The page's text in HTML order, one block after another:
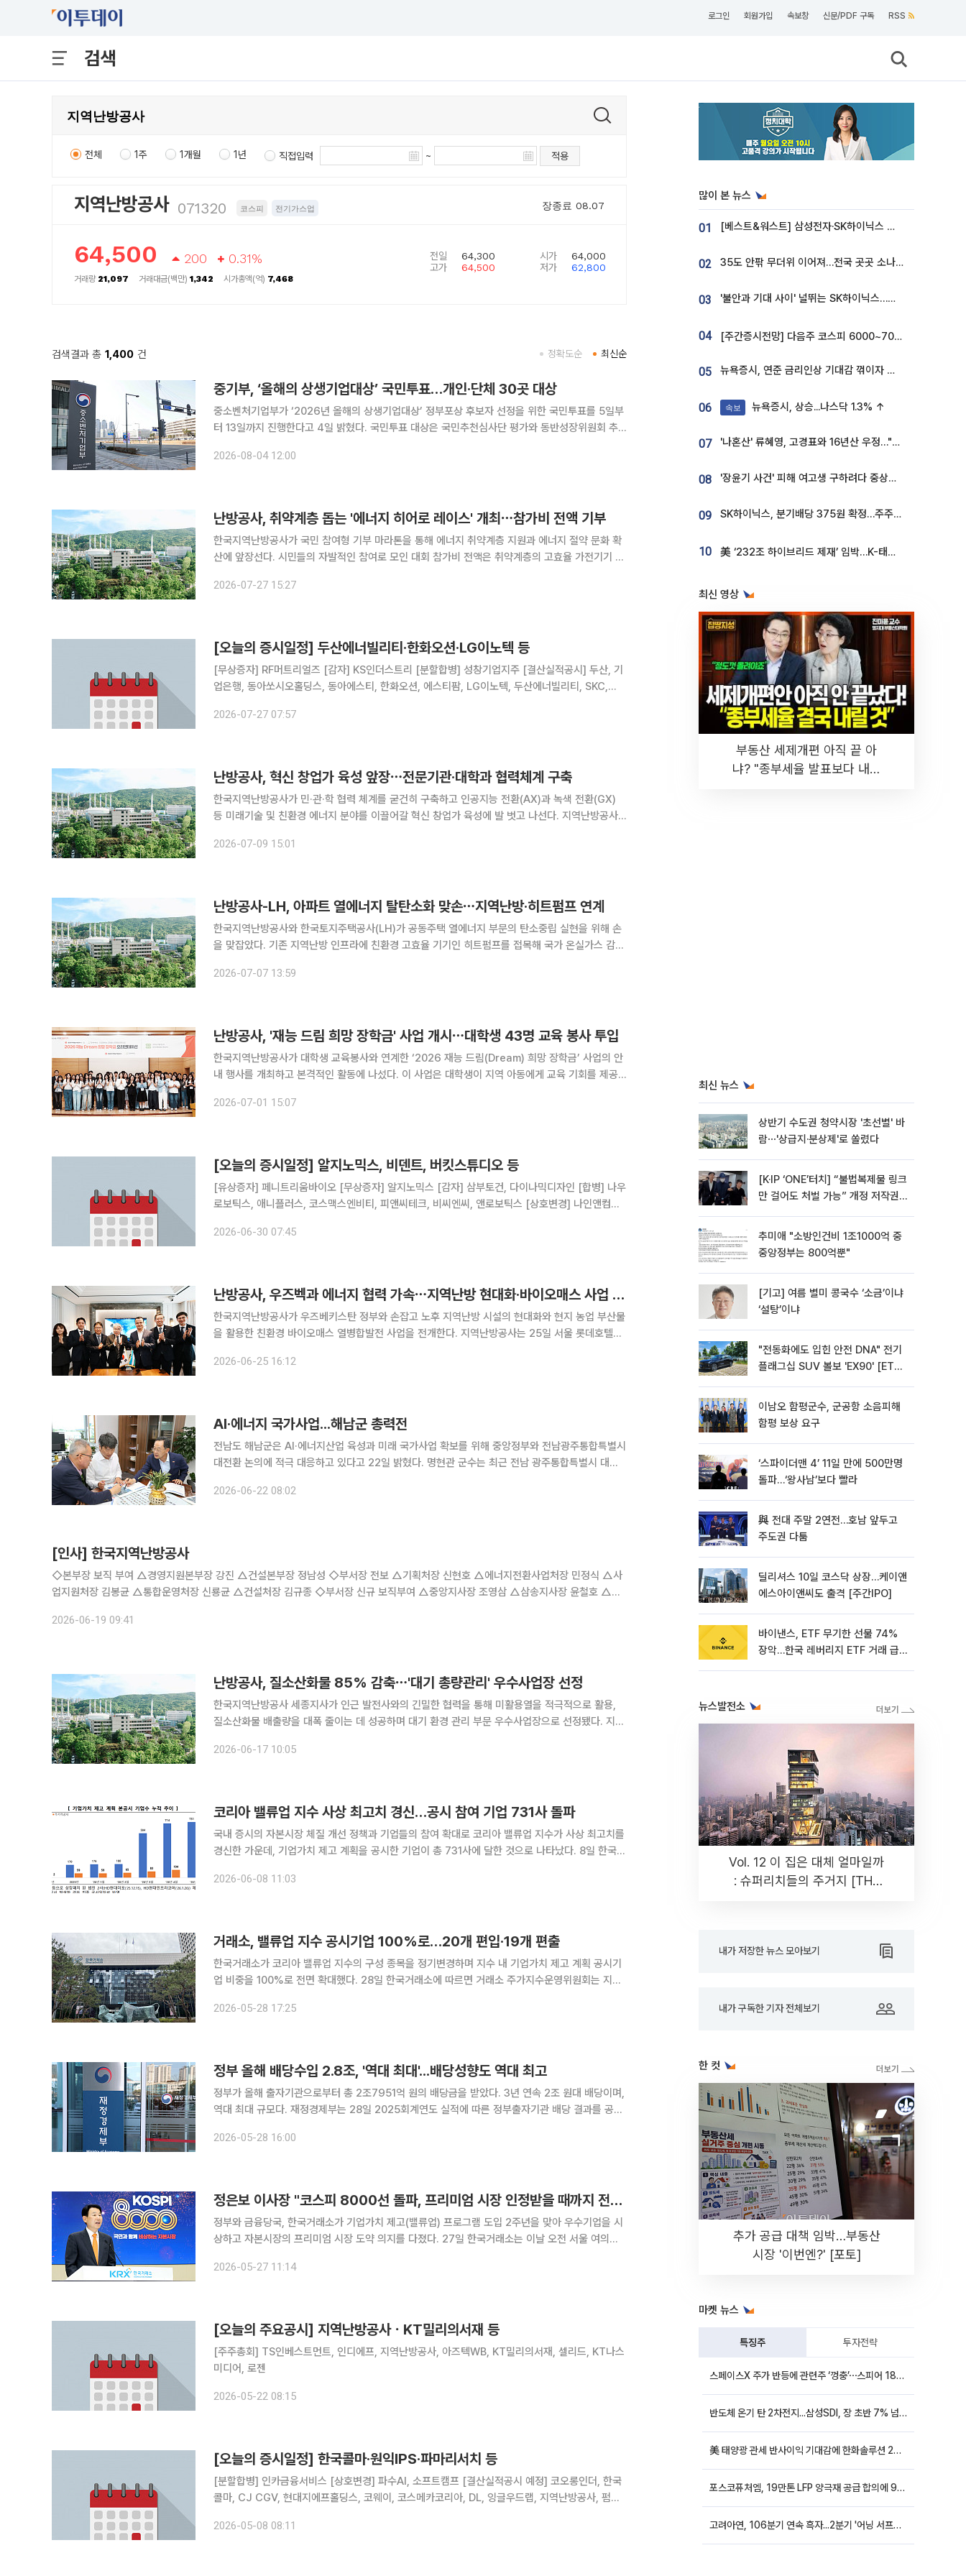
로그인 회원가입 속보창 신문/PDF 구독 RSS
검색
전체 1주 1개월 1년 직접입력 ~ 적용
지역난방공사 071320 코스피 전기가스업 장종료 08.07
64,500 200 0.31%
거래량 21,097 거래대금(백만) 1,342 시가총액(억) 7,468
전일
64,300
고가
64,500
시가
64,000
저가
62,800
검색결과 총 1,400 건 최신순
정확도순
중기부, ‘올해의 상생기업대상’ 국민투표…개인·단체 30곳 대상
중소벤처기업부가 ‘2026년 올해의 상생기업대상’ 정부포상 후보자 선정을 위한 국민투표를 5일부
터 13일까지 진행한다고 4일 밝혔다. 국민투표 대상은 국민추천심사단 평가와 동반성장위원회 추
2026-08-04 12:00
난방공사, 취약계층 돕는 '에너지 히어로 레이스' 개최⋯참가비 전액 기부
한국지역난방공사가 국민 참여형 기부 마라톤을 통해 에너지 취약계층 지원과 에너지 절약 문화 확
산에 앞장선다. 시민들의 자발적인 참여로 모인 대회 참가비 전액은 취약계층의 고효율 가전기기 보
장에서 국민 기부 마라톤 '2026 에너지 히어로 레이스'를 개최한다
2026-07-27 15:27
[오늘의 증시일정] 두산에너빌리티·한화오션·LG이노텍 등
[무상증자] RF머트리얼즈 [감자] KS인더스트리 [분할합병] 성창기업지주 [결산실적공시] 두산, 기
업은행, 동아쏘시오홀딩스, 동아에스티, 한화오션, 에스티팜, LG이노텍, 두산에너빌리티, SKC,
2026-07-27 07:57
난방공사, 혁신 창업가 육성 앞장⋯전문기관·대학과 협력체계 구축
한국지역난방공사가 민·관·학 협력 체계를 굳건히 구축하고 인공지능 전환(AX)과 녹색 전환(GX)
등 미래기술 및 친환경 에너지 분야를 이끌어갈 혁신 창업가 육성에 발 벗고 나선다. 지역난방공사
과 창업 생태계 조성을 위한 업무협약(MOU)을 체결했다고 9일
2026-07-09 15:01
난방공사-LH, 아파트 열에너지 탈탄소화 맞손⋯지역난방·히트펌프 연계
한국지역난방공사와 한국토지주택공사(LH)가 공동주택 열에너지 부문의 탄소중립 실현을 위해 손
을 맞잡았다. 기존 지역난방 인프라에 친환경 고효율 기기인 히트펌프를 접목해 국가 온실가스 감축
2026-07-07 13:59
난방공사, '재능 드림 희망 장학금' 사업 개시⋯대학생 43명 교육 봉사 투입
한국지역난방공사가 대학생 교육봉사와 연계한 ‘2026 재능 드림(Dream) 희망 장학금’ 사업의 안
내 행사를 개최하고 본격적인 활동에 나섰다. 이 사업은 대학생이 지역 아동에게 교육 기회를 제공
시행된 ‘재능 드림 희망 장학금’ 사업의 올해 참여자 43명
2026-07-01 15:07
[오늘의 증시일정] 알지노믹스, 비덴트, 버킷스튜디오 등
[유상증자] 페니트리움바이오 [무상증자] 알지노믹스 [감자] 삼부토건, 다이나믹디자인 [합병] 나우
로보틱스, 애니플러스, 코스맥스엔비티, 피앤씨테크, 비씨엔씨, 앤로보틱스 [상호변경] 나인앤컴퍼
킷스튜디오, 드림어스컴퍼니, EDGC, 알파AI, 한
2026-06-30 07:45
난방공사, 우즈벡과 에너지 협력 가속⋯지역난방 현대화·바이오매스 사업 시동
한국지역난방공사가 우즈베키스탄 정부와 손잡고 노후 지역난방 시설의 현대화와 현지 농업 부산물
을 활용한 친환경 바이오매스 열병합발전 사업을 전개한다. 지역난방공사는 25일 서울 롯데호텔에
2026-06-25 16:12
AI·에너지 국가사업...해남군 총력전
전남도 해남군은 AI·에너지산업 육성과 미래 국가사업 확보를 위해 중앙정부와 전남광주통합특별시
대전환 논의에 적극 대응하고 있다고 22일 밝혔다. 명현관 군수는 최근 전남 광주통합특별시 대전
요청했다. 명 군수는 박창환 예산총괄국장을 비롯해 국토교통예산과장,
2026-06-22 08:02
[인사] 한국지역난방공사
◇본부장 보직 부여 △경영지원본부장 강진 △건설본부장 정남성 ◇부서장 전보 △기획처장 신현호 △에너지전환사업처장 민정식 △사
업지원처장 김봉균 △통합운영처장 신룡균 △건설처장 김규종 ◇부서장 신규 보직부여 △중앙지사장 조영삼 △삼송지사장 윤철호 △평
2026-06-19 09:41
난방공사, 질소산화물 85% 감축⋯'대기 총량관리' 우수사업장 선정
한국지역난방공사 세종지사가 인근 발전사와의 긴밀한 협력을 통해 미활용열을 적극적으로 활용,
질소산화물 배출량을 대폭 줄이는 데 성공하며 대기 환경 관리 부문 우수사업장으로 선정됐다. 지역
사가 중부권 61개 대기배출사업장 중 '우수사업장'으로 최종 선정됐다고
2026-06-17 10:05
코리아 밸류업 지수 사상 최고치 경신…공시 참여 기업 731사 돌파
국내 증시의 자본시장 체질 개선 정책과 기업들의 참여 확대로 코리아 밸류업 지수가 사상 최고치를
경신한 가운데, 기업가치 제고 계획을 공시한 기업이 총 731사에 달한 것으로 나타났다. 8일 한국거
누적 공시 완료 기업은 코스피 343사, 코스닥 388
2026-06-08 11:03
거래소, 밸류업 지수 공시기업 100%로…20개 편입·19개 편출
한국거래소가 코리아 밸류업 지수의 구성 종목을 정기변경하며 지수 내 기업가치 제고 계획 공시기
업 비중을 100%로 전면 확대했다. 28일 한국거래소에 따르면 거래소 주가지수운영위원회는 지난
안을 확정했다. 이번 변경 조치는 내달 12일부터 시장에 본격 반영
2026-05-28 17:25
정부 올해 배당수입 2.8조, '역대 최대'...배당성향도 역대 최고
정부가 올해 출자기관으로부터 총 2조7951억 원의 배당금을 받았다. 3년 연속 2조 원대 배당이며,
역대 최대 규모다. 재정경제부는 28일 2025회계연도 실적에 따른 정부출자기관 배당 결과를 공표
요한 자금 등을 고려해 각 기관 및 소관 부처와 협의해 결
2026-05-28 16:00
정은보 이사장 "코스피 8000선 돌파, 프리미엄 시장 인정받을 때까지 전폭 지원"
정부와 금융당국, 한국거래소가 기업가치 제고(밸류업) 프로그램 도입 2주년을 맞아 우수기업을 시
상하고 자본시장의 프리미엄 시장 도약 의지를 다졌다. 27일 한국거래소는 이날 오전 서울 여의도
기금, 자산운용사, 상장기업 관계자 등 약 200명이 참석해 지
2026-05-27 11:14
[오늘의 주요공시] 지역난방공사ㆍKT밀리의서재 등
[주주총회] TS인베스트먼트, 인디에프, 지역난방공사, 아즈텍WB, KT밀리의서재, 셀리드, KT나스
미디어, 로젠
2026-05-22 08:15
[오늘의 증시일정] 한국콜마·원익IPS·파마리서치 등
[분할합병] 인카금융서비스 [상호변경] 파수AI, 소프트캠프 [결산실적공시 예정] 코오롱인더, 한국
콜마, CJ CGV, 현대지에프홀딩스, 코웨이, 코스메카코리아, DL, 잉글우드랩, 지역난방공사, 펌텍
대리바트, CJ프레시웨이 [주주총회] 로보로보, 이
2026-05-08 08:11
많이 본 뉴스
01 [베스트&워스트] 삼성전자·SK하이닉스 밀린 한 주…상상인증권은 85% 급등
02 35도 안팎 무더위 이어져…전국 곳곳 소나기 [오늘 날씨]
03 '불안과 기대 사이' 널뛰는 SK하이닉스…증권가 "HBM4·LTA 기반 펀터멘털 견고"
04 [주간증시전망] 다음주 코스피 6000~7000⋯“外人 수급은 정책이 변수”
05 뉴욕증시, 연준 금리인상 기대감 꺾이자 상승...S&P500 사상 최고치 [종합]
06 속보 뉴욕증시, 상승...나스닥 1.3% ↑
07 '나혼산' 류혜영, 고경표와 16년산 우정…"자취방서 부모님과 마주쳐"
08 '장윤기 사건' 피해 여고생 구하려다 중상…고교생 의상자 지정
09 SK하이닉스, 분기배당 375원 확정…주주환원책 9월로 앞당겨 발표
10 美 ‘232조 하이브리드 제재’ 임박…K-태양광, 불확실성 털고 날개 다나
최신 영상
부동산 세제개편 아직 끝 아
냐? "종부세율 발표보다 내릴
최신 뉴스
상반기 수도권 청약시장 '초선별' 바
람⋯'상급지·분상제'로 쏠렸다
[K·IP ‘ONE’터치] “불법복제물 링크
만 걸어도 처벌 가능” 개정 저작권
추미애 "소방인건비 1조1000억 중
중앙정부는 800억뿐"
[기고] 여름 별미 콩국수 ‘소금’이냐
‘설탕’이냐
"전동화에도 입힌 안전 DNA" 전기
플래그십 SUV 볼보 'EX90' [ET의
이남오 함평군수, 군공항 소음피해
함평 보상 요구
‘스파이더맨 4’ 11일 만에 500만명
돌파…‘왕사남’보다 빨라
與 전대 주말 2연전…호남 앞두고
주도권 다툼
딜리셔스 10일 코스닥 상장…케이앤
에스아이앤씨도 출격 [주간IPO]
바이낸스, ETF 무기한 선물 74%
장악…한국 레버리지 ETF 거래 급
뉴스발전소
Vol. 12 이 집은 대체 얼마일까
: 슈퍼리치들의 주거지 [THE
내가 저장한 뉴스 모아보기
내가 구독한 기자 전체보기
한 컷
추가 공급 대책 임박…부동산
시장 '이번엔?' [포토]
마켓 뉴스
특징주 투자전략
스페이스X 주가 반등에 관련주 ‘껑충’⋯스피어 18%ㆍ에이치브이엠 12%↑
반도체 온기 탄 2차전지...삼성SDI, 장 초반 7% 넘게 껑충
美 태양광 관세 반사이익 기대감에 한화솔루션 20%대·OCI홀딩스 14%대 급등
포스코퓨처엠, 19만톤 LFP 양극재 공급 합의에 9%대 강세
고려아연, 106분기 연속 흑자...2분기 '어닝 서프라이즈'에 장 초반 12%대 강세